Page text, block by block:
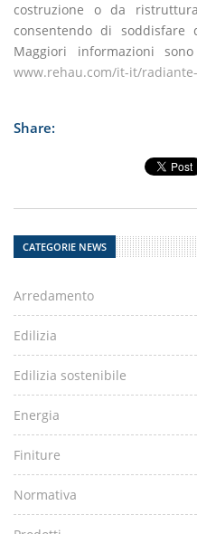
costruzione o da
consentendo di soddisfare
Maggiori informazioni
www.rehau.com/it-it/
Share:
CATEGORIE NEWS
Arredamento
Edilizia
Edilizia sostenibile
Energia
Finiture
Normativa